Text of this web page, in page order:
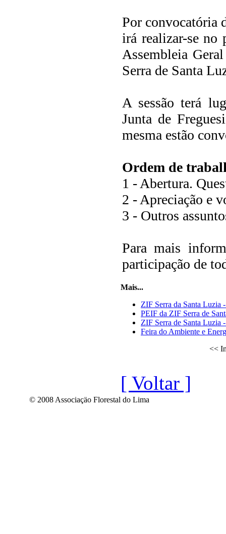
Por convocatória
irá realizar-se
Assembleia
Serra de Santa
A sessão terá
Junta de
mesma estão
Ordem de
1 - Abertura.
2 - Apreciação e
3 - Outros
Para mais
participação de
Mais...
ZIF Serra da Santa Luzia
PEIF da ZIF Serra de
ZIF Serra de Santa Luzia
Feira do Ambiente e
<<
[ Voltar ]
© 2008 Associaçäo Florestal do Lima